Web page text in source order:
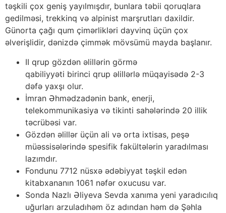
təşkili çox geniş yayılmışdır, bunlara təbii qoruqlara
gedilməsi, trekkinq və alpinist marşrutları daxildir.
Günorta çağı qum çimərlikləri dayvinq üçün çox
əlverişlidir, dənizdə çimmək mövsümü mayda başlanır.
II qrup gözdən əlillərin görmə
qabiliyyəti birinci qrup əlillərlə müqayisədə 2-3
dəfə yaxşı olur.
İmran Əhmədzadənin bank, enerji,
telekommunikasiya və tikinti sahələrində 20 illik
təcrübəsi var.
Gözdən əlillər üçün ali və orta ixtisas, peşə
müəssisələrində spesifik fakültələrin yaradılması
lazımdır.
Fondunu 7712 nüsxə ədəbiyyat təşkil edən
kitabxananın 1061 nəfər oxucusu var.
Sonda Nazlı Əliyeva Sevda xanıma yeni yaradıcılıq
uğurları arzuladıhəm öz adından həm də Şəhla